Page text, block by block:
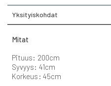
Yksityiskohdat
Mitat
Pituus: 200cm
Syvyys: 41cm
Korkeus: 45cm